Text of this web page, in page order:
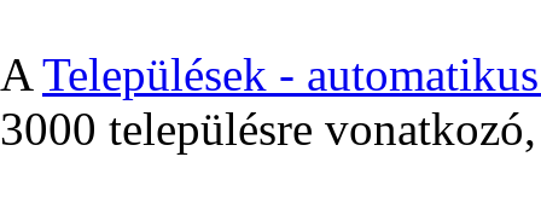
ATelepülések -
3000 településre